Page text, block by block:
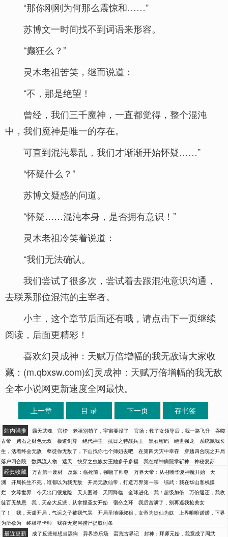
“那你刚刚为何那么震惊和……”
苏博文一时间找不到词语来形容。
“癫狂么？”
灵木老祖苦笑，继而说道：
“不，那是绝望！
曾经，我们三千魔神，一直都觉得，整个混沌
中，我们魔神是唯一的存在。
可直到混沌暴乱，我们才渐渐开始怀疑……”
“怀疑什么？”
苏博文疑惑的问道。
“怀疑……混沌本身，是否拥有意识！”
灵木老祖冷笑着说道：
“我们无法确认。
我们尝试了很多次，尝试着去跟混沌意识沟通，
去联系那位混沌的主宰者。
小主，这个章节后面还有哦，请点击下一页继续
阅读，后面更精彩！
喜欢幻灵成神：天赋万倍增幅的我无敌请大家收
藏：(m.qbxsw.com)幻灵成神：天赋万倍增幅的我无敌
全本小说网更新速度全网最快。
上一章 目 录 下一页 存书签
站内强推 霸天武魂 官榜 老祖别苟了，宇宙要没了 官场：救了女领导后，我一路飞升
吞噬
古帝
赌石之财色无双 极道剑尊 绝代神主 抗日之特战兵王 黑石密码 绝世强龙
系统赋我长
生，活着终会无敌
孽徒你无敌了，下山找你七个师姐去吧 在第四天灾中幸存
穿越四合院之开局
落户四合院
数风流人物 遮天 快穿之虫族女王她多子多福 我在精神病院学斩神 神秘复苏
经典收藏 万古第一废材 反派：临死前，强吻了师尊 万界天帝：从召唤华夏神魔开始
天
渊
开局长生不死，谁都以为我无敌 开局无敌仙帝，打造万界第一宗
综武：我在华山客栈摆
烂
女尊世界：今天出门很危险 天人图谱 天阿降临 全球进化：我！超级加倍
万倍返还，我收
徒百无禁忌
我，天命大反派，从拿捏圣女开始 宿命之环
我后宫满了，别再逼我抢美女
了！
我，天谴开局，气运之子被我气哭 开局圣地师叔祖，女帝为徒仙为奴
上界唯唯诺诺，下界
为所欲为
终极星卡师 我在无定河捞尸提取词条
最近更新 成了反派却想当舔狗 异界游乐场 蛮荒古界记 封神：拜师元始，我竟成了周武